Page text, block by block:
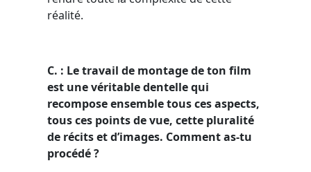
réalité.
C. : Le travail de montage de ton film
est une véritable dentelle qui
recompose ensemble tous ces aspects,
tous ces points de vue, cette pluralité
de récits et d’images. Comment as-tu
procédé ?